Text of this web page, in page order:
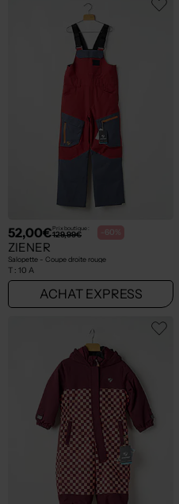
52,00€Prix boutique :
129,99€ -60%
ZIENER
Salopette - Coupe droite rouge
T : 10 A
ACHAT EXPRESS